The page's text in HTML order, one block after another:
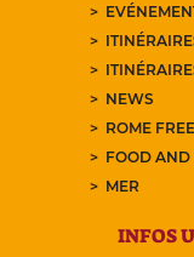
NEWS
ROME
FOOD
MER
INFOS